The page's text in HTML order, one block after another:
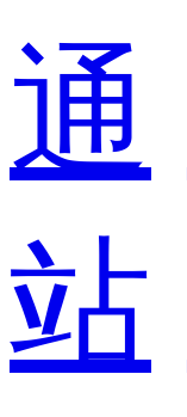
通
站